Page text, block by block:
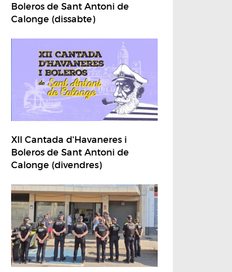
Boleros de Sant Antoni de
Calonge (dissabte)
XII Cantada d'Havaneres i
Boleros de Sant Antoni de
Calonge (divendres)